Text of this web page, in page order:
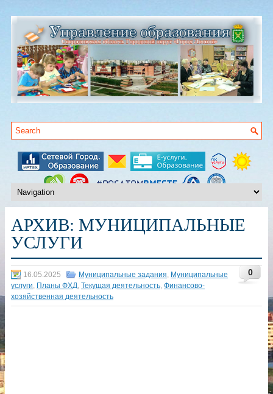
АРХИВ: МУНИЦИПАЛЬНЫЕ
УСЛУГИ
0
16.05.2025 Муниципальные задания, Муниципальные
услуги, Планы ФХД, Текущая деятельность, Финансово-
хозяйственная деятельность